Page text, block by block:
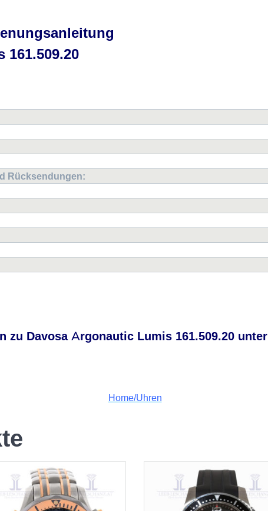
Rücksendungen:
zu Davosa Argonautic Lumis 161.509.20 unter
Home/Uhren